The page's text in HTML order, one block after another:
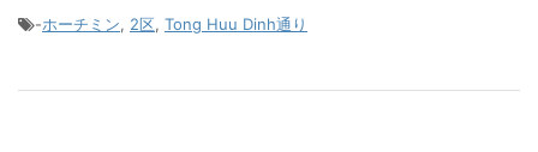
-ホーチミン, 2区, Tong Huu Dinh通り